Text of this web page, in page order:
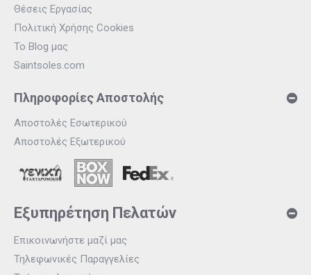
Θέσεις Εργασίας
Πολιτική Χρήσης Cookies
Το Blog μας
Saintsoles.com
Πληροφορίες Αποστολής
Αποστολές Εσωτερικού
Αποστολές Εξωτερικού
Εξυπηρέτηση Πελατών
Επικοινωνήστε μαζί μας
Τηλεφωνικές Παραγγελίες